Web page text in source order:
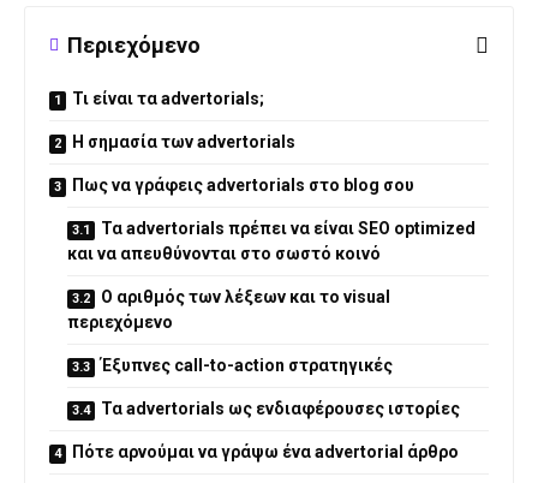
Περιεχόμενο
Τι είναι τα advertorials;
Η σημασία των advertorials
Πως να γράφεις advertorials στο blog σου
Τα advertorials πρέπει να είναι SEO optimized
και να απευθύνονται στο σωστό κοινό
Ο αριθμός των λέξεων και το visual
περιεχόμενο
Έξυπνες call-to-action στρατηγικές
Τα advertorials ως ενδιαφέρουσες ιστορίες
Πότε αρνούμαι να γράψω ένα advertorial άρθρο